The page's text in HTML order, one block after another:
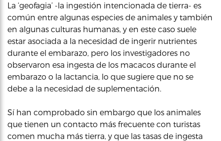
La ‘geofagia’ -la ingestión intencionada de tierra- es
común entre algunas especies de animales y también
en algunas culturas humanas, y en este caso suele
estar asociada a la necesidad de ingerir nutrientes
durante el embarazo, pero los investigadores no
observaron esa ingesta de los macacos durante el
embarazo o la lactancia, lo que sugiere que no se
debe a la necesidad de suplementación.
Sí han comprobado sin embargo que los animales
que tienen un contacto más frecuente con turistas
comen mucha más tierra, y que las tasas de ingesta